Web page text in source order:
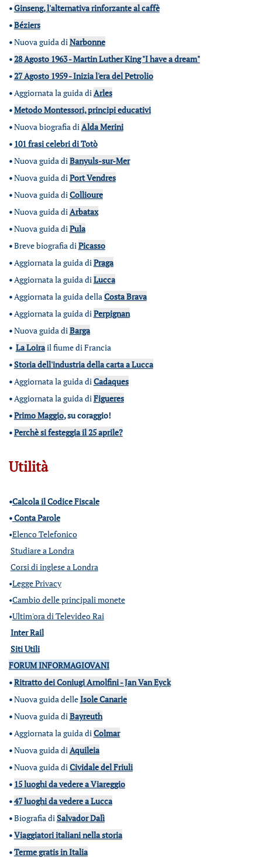
•Ginseng, l'alternativa rinforzante al caffè
•Béziers
•Nuova guida diNarbonne
•28 Agosto 1963 - Martin Luther King "I have a dream"
•27 Agosto 1959 - Inizia l'era del Petrolio
•Aggiornata la guida diArles
•Metodo Montessori, principi educativi
•Nuova biografia diAlda Merini
• 101 frasi celebri di Totò
•Nuova guida diBanyuls-sur-Mer
•Nuova guida diPort Vendres
•Nuova guida diCollioure
•Nuova guida diArbatax
•Nuova guida diPula
•Breve biografia diPicasso
•Aggiornata la guida diPraga
•Aggiornata la guida diLucca
•Aggiornata la guida dellaCosta Brava
•Aggiornata la guida diPerpignan
•Nuova guida diBarga
• La Loirail fiume di Francia
•Storia dell'industria della carta a Lucca
•Aggiornata la guida diCadaques
•Aggiornata la guida diFigueres
•Primo Maggio, su coraggio!
•Perchè si festeggia il 25 aprile?
Utilità
•Calcola il Codice Fiscale
•Conta Parole
•Elenco Telefonico
Studiare a Londra
Corsi di inglese a Londra
•Legge Privacy
•Cambio delle principali monete
•Ultim'ora di Televideo Rai
Inter Rail
Siti Utili
FORUM INFORMAGIOVANI
•Ritratto dei Coniugi Arnolfini - Jan Van Eyck
•Nuova guida delleIsole Canarie
•Nuova guida diBayreuth
•Aggiornata la guida diColmar
•Nuova guida diAquileia
•Nuova guida diCividale del Friuli
• 15 luoghi da vedere a Viareggio
•47 luoghi da vedere a Lucca
•Biografia diSalvador Dalì
•Viaggiatori italiani nella storia
•Terme gratis in Italia